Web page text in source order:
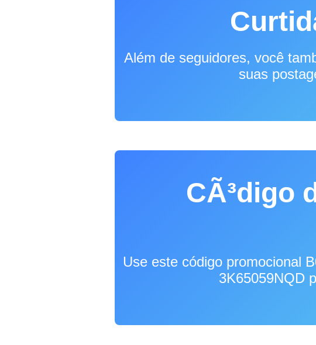
Além de seguidores, você
suas
CÃ³digo
Use este código promocional
3K65059NQD